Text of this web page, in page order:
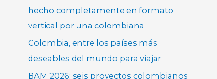
hecho completamente en formato
vertical por una colombiana
Colombia, entre los países más
deseables del mundo para viajar
BAM 2026: seis proyectos colombianos